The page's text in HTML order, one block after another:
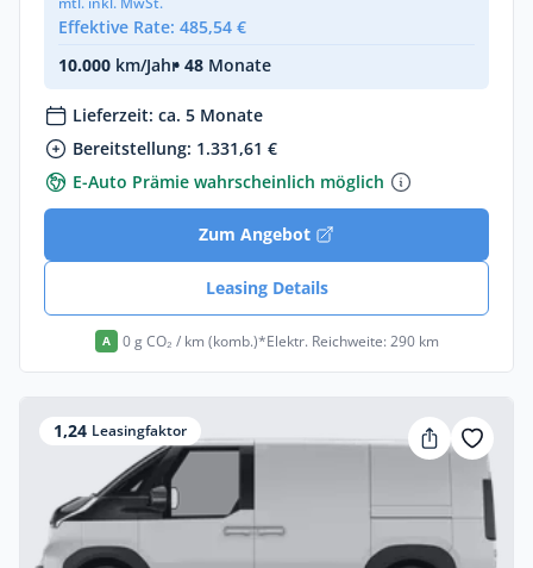
Effektive Rate: 485,54 €
10.000 km/Jahr• 48 Monate
Lieferzeit: ca. 5 Monate
Bereitstellung: 1.331,61 €
E-Auto Prämie wahrscheinlich möglich
Zum Angebot
Leasing Details
A 0 g CO₂ / km (komb.)*Elektr. Reichweite: 290 km
1,24 Leasingfaktor